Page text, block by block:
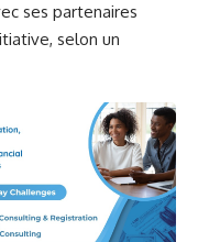
ses partenaires
selon un